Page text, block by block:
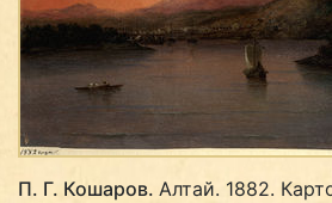
П. Г. Кошаров. Алтай. 1882.